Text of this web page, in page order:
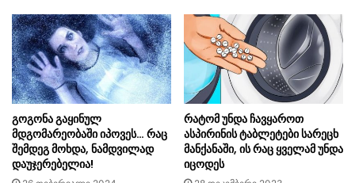
გოგონა გაყინულ
მდგომარეობაში იპოვეს… რაც
შემდეგ მოხდა, ნამდვილად
დაუჯერებელია!
რატომ უნდა ჩავყაროთ
ასპირინის ტაბლეტები სარეცხ
მანქანაში, ის რაც ყველამ უნდა
იცოდეს